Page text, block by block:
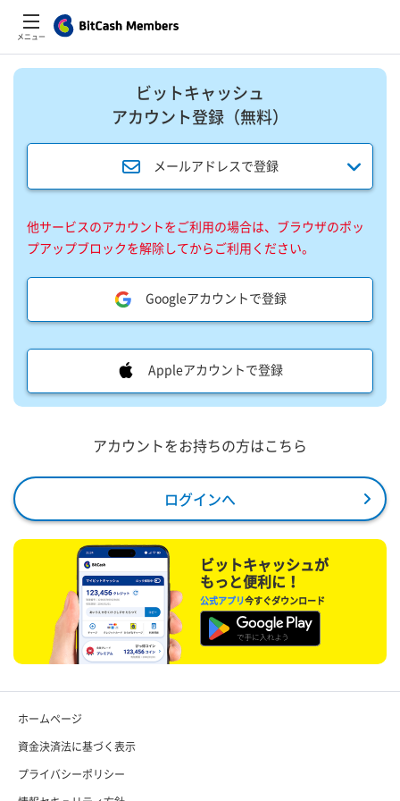
メニュー
ビットキャッシュ
アカウント登録​（無料）​
メールアドレスで登録
他サービスのアカウントをご利用の場合は、ブラウザのポッ
プアップブロックを解除してからご利用ください。
Googleアカウントで登録
Appleアカウントで登録
アカウントをお持ちの方はこちら
ログインへ
ビットキャッシュが
もっと便利に！
公式アプリ今すぐダウンロード
ホームページ
資金決済法に基づく表示
プライバシーポリシー